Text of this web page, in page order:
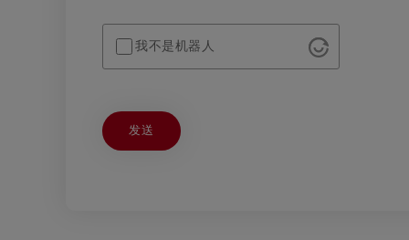
我不是机器人